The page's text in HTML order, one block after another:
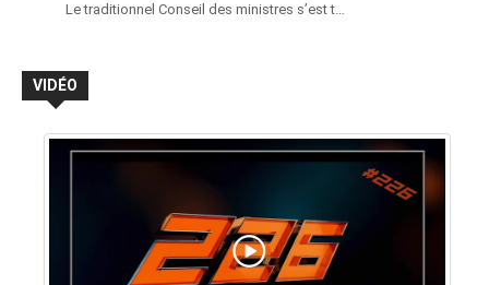
Le traditionnel Conseil des ministres s’est t…
VIDÉO